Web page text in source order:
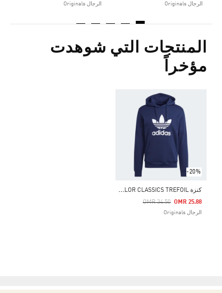
الرجال Originals الرجال Originals
المنتجات التي شوهدت
مؤخراً
-20%
ك
نزة ADICOLOR CLASSICS TREFOIL
Price Reduced From
OMR 34.50
To OMR 25.88
الرجال Originals